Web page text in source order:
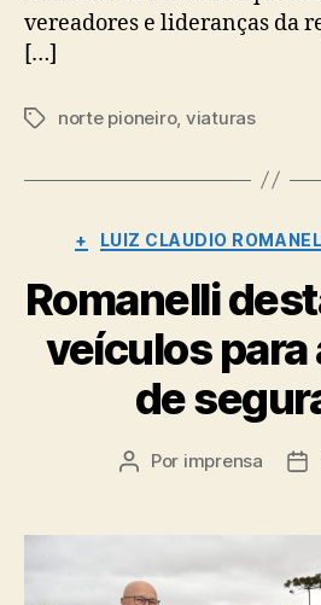
vereadores e lideranças da
[…]
Tagsnorte pioneiro, viaturas
+ LUIZ CLAUDIO
Romanelli
veículos para
de
Autor
Por imprensa